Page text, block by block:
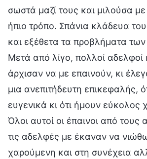
σωστά μαζί τους και μιλούσα με
ήπιο τρόπο. Σπάνια κλάδευα
και εξέθετα τα προβλήματα
Μετά από λίγο, πολλοί αδελφοί
άρχισαν να με επαινούν, κι
μια ανεπιτήδευτη επικεφαλής,
ευγενικά κι ότι ήμουν εύκολος
Όλοι αυτοί οι έπαινοι από τους
τις αδελφές με έκαναν να
χαρούμενη και στη συνέχεια